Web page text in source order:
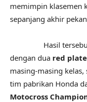
memimpin klasemen
sepanjang akhir
Hasil tersebut
dengan dua red plate
masing-masing
tim pabrikan Honda
Motocross